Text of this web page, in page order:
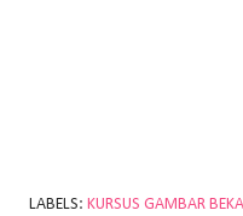
LABELS: KURSUS GAMBAR